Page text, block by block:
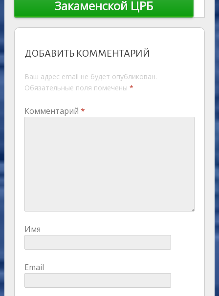
Закаменской ЦРБ
ДОБАВИТЬ КОММЕНТАРИЙ
Ваш адрес email не будет опубликован.
Обязательные поля помечены *
Комментарий *
Имя
Email